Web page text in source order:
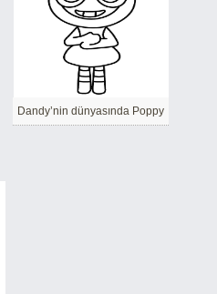
Dandy’nin dünyasında Poppy